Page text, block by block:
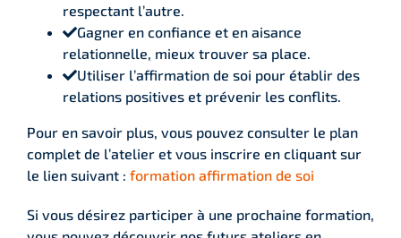
respectant l’autre.
Gagner en confiance et en aisance
relationnelle, mieux trouver sa place.
Utiliser l’affirmation de soi pour établir des
relations positives et prévenir les conflits.
Pour en savoir plus, vous pouvez consulter le plan
complet de l’atelier et vous inscrire en cliquant sur
le lien suivant : formation affirmation de soi
Si vous désirez participer à une prochaine formation,